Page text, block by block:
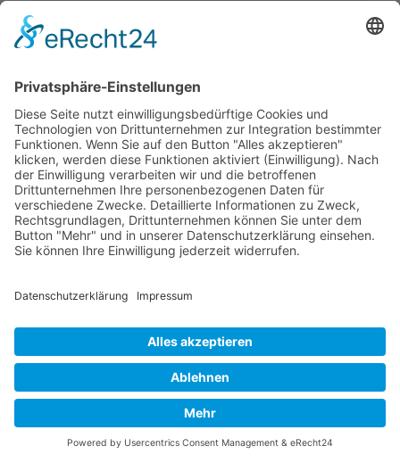
Phänomenologische Charakteristika
ihre Unmittelbarkeit und Intensität aus.
Sie entstehen spontan als Reaktion auf
bedeutsame Ereignisse oder Gedanken
und sind mit einem charakteristischen
subjektiven Erleben verbunden. Dieses
Erleben umfasst sowohl die emotionale
Qualität (Freude,Trauer,Angst,Wut ) als
auch die individuelle Bewertung der
Situation.
echter Emotionen beinhaltet auch ihre
klaren Beginn, erreichen einen
Höhepunkt und klingen allmählich ab.
Diese natürliche Verlaufskurve
unterscheidet sie von künstlich
erzeugten oder verlängerten
Emotionsdarstellungen.